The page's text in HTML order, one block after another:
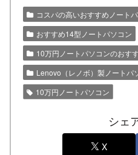
コスパの高いおすすめノート
おすすめ14型ノートパソコン
10万円ノートパソコンのおす
Lenovo（レノボ）製ノートパ
10万円ノートパソコン
シェ
X